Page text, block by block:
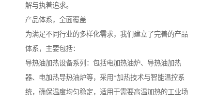
解与执着追求。
产品体系，全面覆盖
为满足不同行业的多样化需求，我们建立了完善的产品
体系，主要包括：
导热油加热设备系列：包括电加热油炉、导热油加热
器、电加热导热油炉等，采用*加热技术与智能温控系
统，确保温度均匀稳定，适用于需要高温加热的工业场